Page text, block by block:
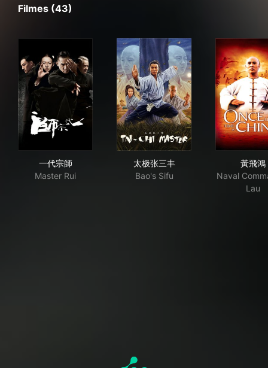
Filmes (43)
一代宗師
Master Rui
太极张三丰
Bao's Sifu
黃飛鴻
Naval
Lau